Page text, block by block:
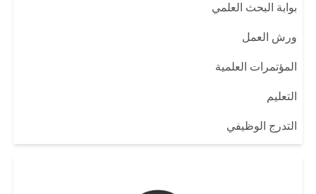
بوابة البحث العلمي
ورش العمل
المؤتمرات العلمية
التعليم
التدرج الوظيفي